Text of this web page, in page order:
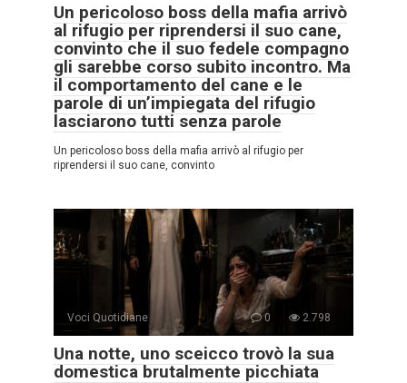
Un pericoloso boss della mafia arrivò
al rifugio per riprendersi il suo cane,
convinto che il suo fedele compagno
gli sarebbe corso subito incontro. Ma
il comportamento del cane e le
parole di un’impiegata del rifugio
lasciarono tutti senza parole
Un pericoloso boss della mafia arrivò al rifugio per
riprendersi il suo cane, convinto
Voci Quotidiane 0 2.798
Una notte, uno sceicco trovò la sua
domestica brutalmente picchiata